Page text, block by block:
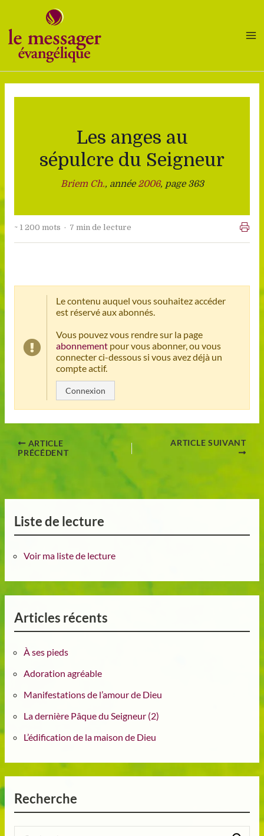
contenu
Les anges au
sépulcre du Seigneur
Briem Ch., année 2006, page 363
~ 1 200 mots · 7 min de lecture
Le contenu auquel vous souhaitez accéder
est réservé aux abonnés.
Vous pouvez vous rendre sur la page
abonnementpour vous abonner, ou vous
connecter ci-dessous si vous avez déjà un
compte actif.
Connexion
ARTICLE
PRÉCÉDENT
ARTICLE SUIVANT
Liste de lecture
Voir ma liste de lecture
Articles récents
À ses pieds
Adoration agréable
Manifestations de l’amour de Dieu
La dernière Pâque du Seigneur (2)
L’édification de la maison de Dieu
Recherche